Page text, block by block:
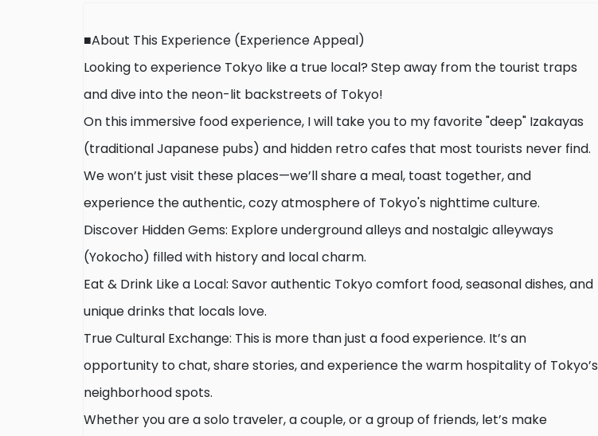
■About This Experience (Experience Appeal)
Looking to experience Tokyo like a true local? Step away from the tourist traps
and dive into the neon-lit backstreets of Tokyo!
On this immersive food experience, I will take you to my favorite "deep" Izakayas
(traditional Japanese pubs) and hidden retro cafes that most tourists never find.
We won’t just visit these places—we’ll share a meal, toast together, and
experience the authentic, cozy atmosphere of Tokyo's nighttime culture.
Discover Hidden Gems: Explore underground alleys and nostalgic alleyways
(Yokocho) filled with history and local charm.
Eat & Drink Like a Local: Savor authentic Tokyo comfort food, seasonal dishes, and
unique drinks that locals love.
True Cultural Exchange: This is more than just a food experience. It’s an
opportunity to chat, share stories, and experience the warm hospitality of Tokyo’s
neighborhood spots.
Whether you are a solo traveler, a couple, or a group of friends, let’s make